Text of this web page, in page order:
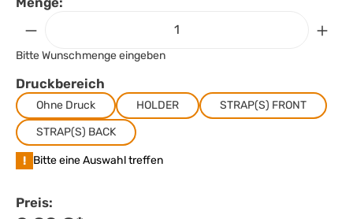
Bitte Wunschmenge eingeben
Druckbereich
Ohne Druck HOLDER
STRAP(S) FRONT
STRAP(S) BACK
! Bitte eine Auswahl treffen
Preis: